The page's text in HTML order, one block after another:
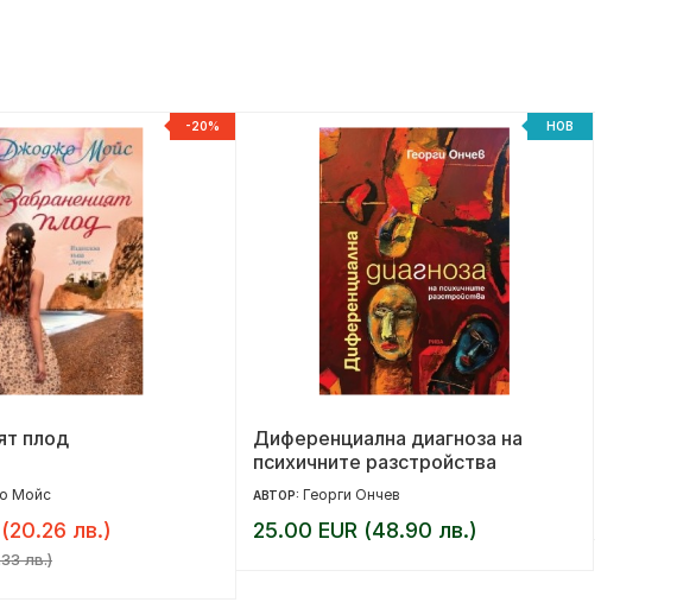
-20%
плод
Мойс
(20.26 лв.)
лв.)
НОВ
Диференциална диагноза на
психичните разстройства
АВТОР: Георги Ончев
25.00 EUR (48.90 лв.)